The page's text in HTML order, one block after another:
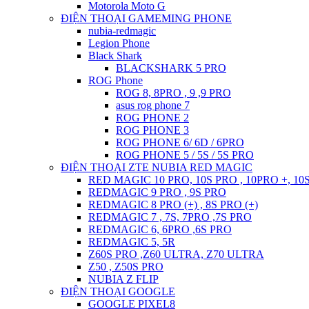
Motorola Moto G
ĐIỆN THOẠI GAMEMING PHONE
nubia-redmagic
Legion Phone
Black Shark
BLACKSHARK 5 PRO
ROG Phone
ROG 8, 8PRO , 9 ,9 PRO
asus rog phone 7
ROG PHONE 2
ROG PHONE 3
ROG PHONE 6/ 6D / 6PRO
ROG PHONE 5 / 5S / 5S PRO
ĐIỆN THOẠI ZTE NUBIA RED MAGIC
RED MAGIC 10 PRO, 10S PRO , 10PRO +,
REDMAGIC 9 PRO , 9S PRO
REDMAGIC 8 PRO (+) , 8S PRO (+)
REDMAGIC 7 , 7S, 7PRO ,7S PRO
REDMAGIC 6, 6PRO ,6S PRO
REDMAGIC 5, 5R
Z60S PRO ,Z60 ULTRA, Z70 ULTRA
Z50 , Z50S PRO
NUBIA Z FLIP
ĐIỆN THOẠI GOOGLE
GOOGLE PIXEL8